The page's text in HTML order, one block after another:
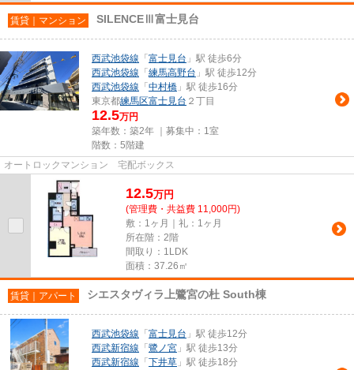
賃貸｜マンション SILENCEⅢ富士見台
西武池袋線 「 富士見台 」駅 徒歩6分
西武池袋線 「 練馬高野台 」駅 徒歩12分
西武池袋線 「 中村橋 」駅 徒歩16分
東京都練馬区富士見台 ２丁目
12.5万円
築年数：築2年 ｜募集中： 1室
階数：5階建
オートロックマンション 宅配ボックス
12.5万円
(管理費・共益費 11,000円)
敷：1ヶ月｜礼：1ヶ月
所在階：2階
間取り：1LDK
面積：37.26㎡
賃貸｜アパート シエスタヴィラ上鷺宮の杜 South棟
西武池袋線 「 富士見台 」駅 徒歩12分
西武新宿線 「 鷺ノ宮 」駅 徒歩13分
西武新宿線 「 下井草 」駅 徒歩18分